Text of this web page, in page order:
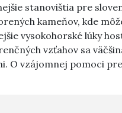
stanovištia pre
kameňov, kde
vysokohorské lúky
vzťahov sa
O vzájomnej pomoci